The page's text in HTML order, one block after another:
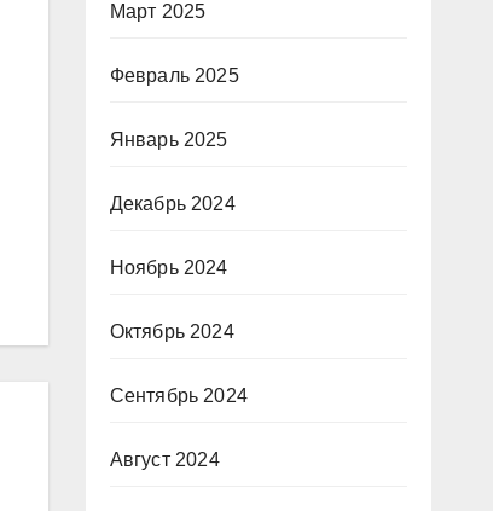
Март 2025
Февраль 2025
Январь 2025
Декабрь 2024
Ноябрь 2024
Октябрь 2024
Сентябрь 2024
Август 2024